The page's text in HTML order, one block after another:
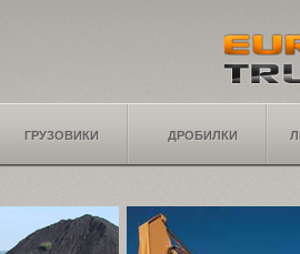
ГРУЗОВИКИ ДРОБИЛКИ